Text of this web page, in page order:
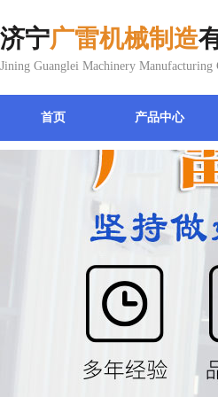
济宁广雷机械制造
Jining Guanglei Machinery Manufacturing
首页 产品中心